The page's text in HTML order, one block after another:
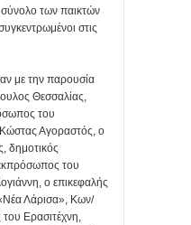
σύνολο των παικτών
στις
με την παρουσία
Θεσσαλίας,
του
Κώστας Αγοραστός, ο
δημοτικός
του
ο επικεφαλής
Λάρισα», Κων/
Ερασιτέχνη,